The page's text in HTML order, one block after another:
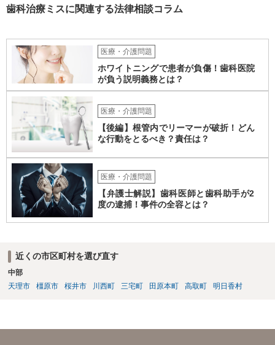
歯科治療ミスに関連する法律相談コラム
医療・介護問題
ホワイトニングで患者が負傷！歯科医院
が負う説明義務とは？
医療・介護問題
【後編】根管内でリーマーが破折！どん
な行動をとるべき？責任は？
医療・介護問題
【弁護士解説】歯科医師と歯科助手が2
度の逮捕！事件の全容とは？
近くの市区町村を選び直す
中部
天理市
橿原市 桜井市 川西町 三宅町 田原本町 高取町 明日香村